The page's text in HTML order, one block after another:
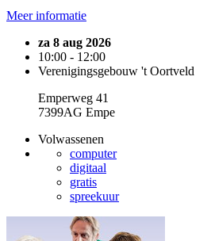
Meer informatie
za 8 aug 2026
10:00 - 12:00
Verenigingsgebouw 't Oortveld
Emperweg 41
7399AG Empe
Volwassenen
computer
digitaal
gratis
spreekuur